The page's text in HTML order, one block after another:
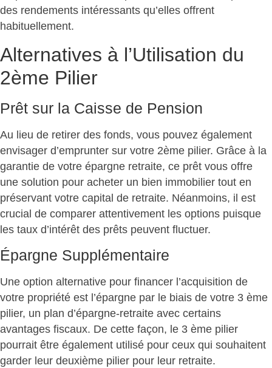
des rendements intéressants qu’elles offrent
habituellement.
Alternatives à l’Utilisation du
2ème Pilier
Prêt sur la Caisse de Pension
Au lieu de retirer des fonds, vous pouvez également
envisager d’emprunter sur votre 2ème pilier. Grâce à la
garantie de votre épargne retraite, ce prêt vous offre
une solution pour acheter un bien immobilier tout en
préservant votre capital de retraite. Néanmoins, il est
crucial de comparer attentivement les options puisque
les taux d’intérêt des prêts peuvent fluctuer.
Épargne Supplémentaire
Une option alternative pour financer l’acquisition de
votre propriété est l’épargne par le biais de votre 3 ème
pilier, un plan d’épargne-retraite avec certains
avantages fiscaux. De cette façon, le 3 ème pilier
pourrait être également utilisé pour ceux qui souhaitent
garder leur deuxième pilier pour leur retraite.